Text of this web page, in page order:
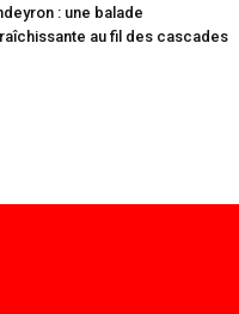
: une balade
au fil des cascades